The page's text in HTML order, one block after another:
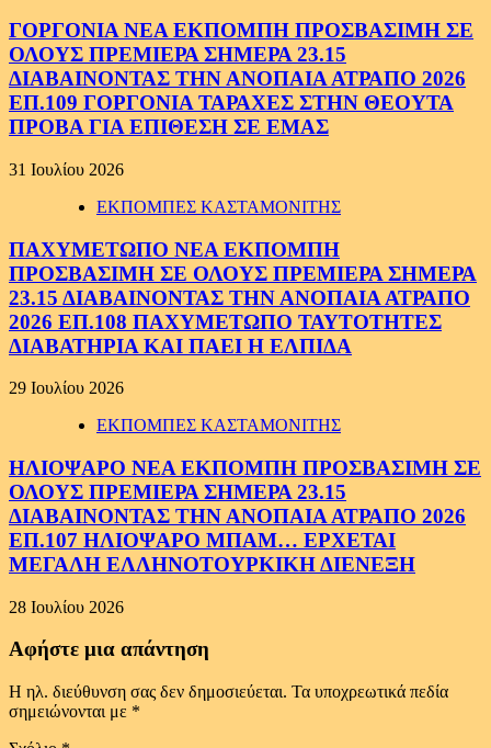
ΓΟΡΓΟΝΙΑ ΝΕΑ ΕΚΠΟΜΠΗ ΠΡΟΣΒΑΣΙΜΗ ΣΕ
ΟΛΟΥΣ ΠΡΕΜΙΕΡΑ ΣΗΜΕΡΑ 23.15
ΔΙΑΒΑΙΝΟΝΤΑΣ ΤΗΝ ΑΝΟΠΑΙΑ ΑΤΡΑΠΟ 2026
ΕΠ.109 ΓΟΡΓΟΝΙΑ ΤΑΡΑΧΕΣ ΣΤΗΝ ΘΕΟΥΤΑ
ΠΡΟΒΑ ΓΙΑ ΕΠΙΘΕΣΗ ΣΕ ΕΜΑΣ
31 Ιουλίου 2026
ΕΚΠΟΜΠΕΣ ΚΑΣΤΑΜΟΝΙΤΗΣ
ΠΑΧΥΜΕΤΩΠΟ ΝΕΑ ΕΚΠΟΜΠΗ
ΠΡΟΣΒΑΣΙΜΗ ΣΕ ΟΛΟΥΣ ΠΡΕΜΙΕΡΑ ΣΗΜΕΡΑ
23.15 ΔΙΑΒΑΙΝΟΝΤΑΣ ΤΗΝ ΑΝΟΠΑΙΑ ΑΤΡΑΠΟ
2026 ΕΠ.108 ΠΑΧΥΜΕΤΩΠΟ ΤΑΥΤΟΤΗΤΕΣ
ΔΙΑΒΑΤΗΡΙΑ ΚΑΙ ΠΑΕΙ Η ΕΛΠΙΔΑ
29 Ιουλίου 2026
ΕΚΠΟΜΠΕΣ ΚΑΣΤΑΜΟΝΙΤΗΣ
ΗΛΙΟΨΑΡΟ ΝΕΑ ΕΚΠΟΜΠΗ ΠΡΟΣΒΑΣΙΜΗ ΣΕ
ΟΛΟΥΣ ΠΡΕΜΙΕΡΑ ΣΗΜΕΡΑ 23.15
ΔΙΑΒΑΙΝΟΝΤΑΣ ΤΗΝ ΑΝΟΠΑΙΑ ΑΤΡΑΠΟ 2026
ΕΠ.107 ΗΛΙΟΨΑΡΟ ΜΠΑΜ… ΕΡΧΕΤΑΙ
ΜΕΓΑΛΗ ΕΛΛΗΝΟΤΟΥΡΚΙΚΗ ΔΙΕΝΕΞΗ
28 Ιουλίου 2026
Αφήστε μια απάντηση
Η ηλ. διεύθυνση σας δεν δημοσιεύεται. Τα υποχρεωτικά πεδία
σημειώνονται με *